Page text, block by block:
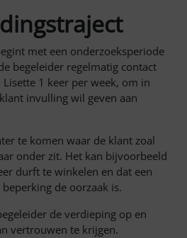
met een onderzoeksperiode
begeleider regelmatig contact
1 keer per week, om in
invulling wil geven aan
te komen waar de klant zoal
onder zit. Het kan bijvoorbeeld
durft te winkelen en dat een
de oorzaak is.
de verdieping op en
vertrouwen te krijgen.